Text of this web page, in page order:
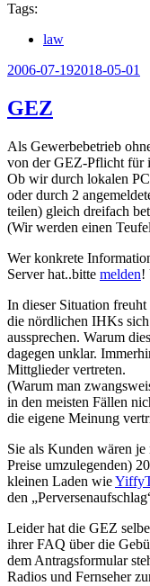
Tags:
law
Veröffentlicht
2006-07-192018-05-01
GEZ
Als Gewerbebetrieb
von der GEZ-Pflicht für
Ob wir durch lokalen
oder durch 2
teilen) gleich dreifach
(Wir werden einen
Wer konkrete
Server hat..bitte melden!
In dieser Situation freuht
die nördlichen IHKs
aussprechen. Warum
dagegen unklar.
Mittglieder vertreten.
(Warum man
in den meisten Fällen
die eigene Meinung
Sie als Kunden wären
Preise umzulegenden)
kleinen Laden wie
den
Leider hat die GEZ
ihrer FAQ über die
dem Antragsformular
Radios und Fernseher